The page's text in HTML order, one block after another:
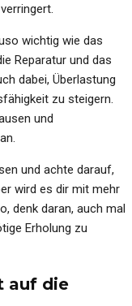
wichtig wie das
Reparatur und das
dabei, Überlastung
zu steigern.
und
und achte darauf,
wird es dir mit mehr
denk daran, auch mal
Erholung zu
auf die